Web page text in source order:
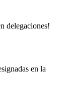
delegaciones!
en la